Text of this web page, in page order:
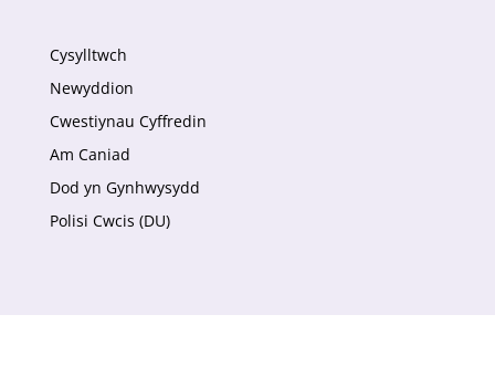
Cysylltwch
Newyddion
Cwestiynau Cyffredin
Am Caniad
Dod yn Gynhwysydd
Polisi Cwcis (DU)